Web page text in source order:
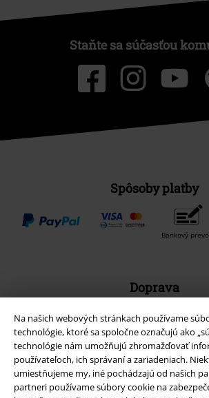
Na našich webových stránkach používame
technológie, ktoré sa spoločne označujú ako
technológie nám umožňujú zhromažďovať
používateľoch, ich správaní a zariadeniach.
umiestňujeme my, iné pochádzajú od našich
partneri používame súbory cookie na
Staňte sa súčasťou
Spôsoby platby
Bankový
Doprava
Nová aplikácia
Stiahnite si novú EMP aplikáciu zdarma a